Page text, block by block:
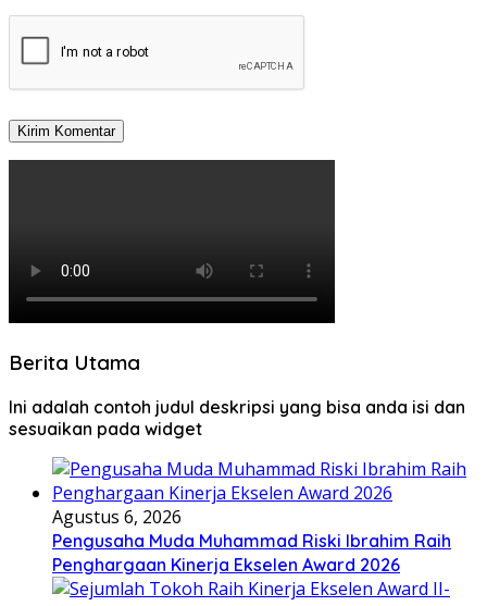
Berita Utama
Ini adalah contoh judul deskripsi yang bisa anda isi dan
sesuaikan pada widget
Agustus 6, 2026
Pengusaha Muda Muhammad Riski Ibrahim Raih
Penghargaan Kinerja Ekselen Award 2026